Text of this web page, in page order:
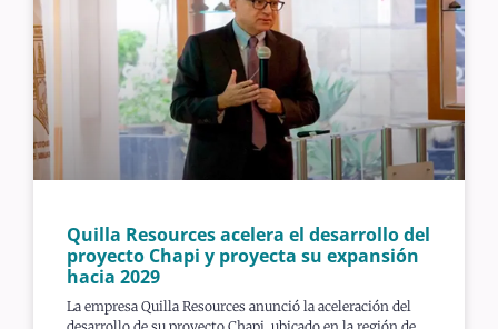
Quilla Resources acelera el desarrollo del
proyecto Chapi y proyecta su expansión
hacia 2029
La empresa Quilla Resources anunció la aceleración del